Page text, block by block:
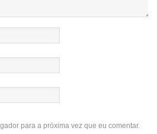
para a próxima vez que eu comentar.